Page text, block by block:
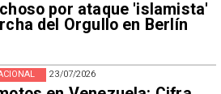
por ataque 'islamista'
del Orgullo en Berlín
23/07/2026